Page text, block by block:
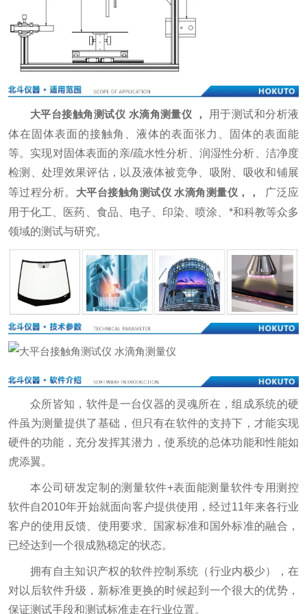
大平台接触角测试仪 水滴角测量仪 ，
用于测试和分析液
体在固体表面的接触角、液体的表面张力、固体的表面能
等。实现对固体表面的亲/疏水性分析、润湿性分析、洁净度
检测、处理效果评估，以及液体被竞争、吸附、吸收和铺展
等过程分析。 大平台接触角测试仪 水滴角测量仪 ， ，
广泛应
用于化工、医药、食品、电子、印染、喷涂、*和科教等众多
领域的测试与研究。
众所皆知，软件是一台仪器的灵魂所在，组成系统的硬
件虽为测量提供了基础，但只有在软件的支持下，才能实现
硬件的功能，充分发挥其潜力，使系统的总体功能和性能如
虎添翼。
本公司研发定制的测量软件+表面能测量软件专用测控
软件自2010年开始就面向客户提供使用，经过11年来各行业
客户的使用反馈、使用要求、国家标准和国外标准的融合，
已经达到一个很成熟稳定的状态。
拥有自主知识产权的软件控制系统（行业内极少），在
对以后软件升级，新标准更换的时候起到一个很大的优势，
保证测试手段和测试标准走在行业位置。